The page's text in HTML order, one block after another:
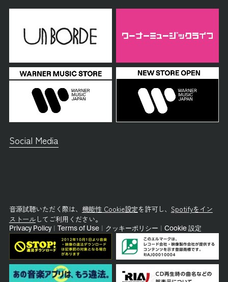
Social Media
音源試聴いただく際は、 機能性 Cookie設定を許可し、 Spotifyをイン
ストールしてご利用ください。
Privacy Policy Terms of Use クッキーポリシー Cookie 設定